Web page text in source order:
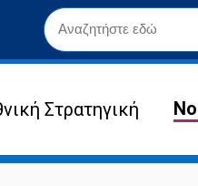
Στρατηγική